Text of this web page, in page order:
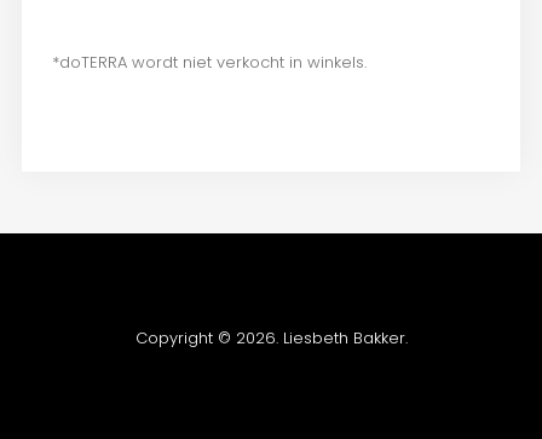
*doTERRA wordt niet verkocht in winkels.
Copyright © 2026. Liesbeth Bakker.